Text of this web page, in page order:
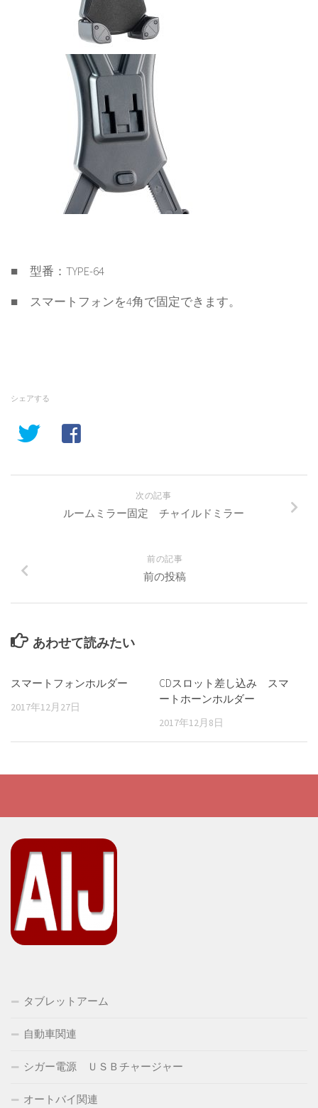
■ 型番：TYPE-64
■ スマートフォンを4角で固定できます。
シェアする
次の記事
ルームミラー固定 チャイルドミラー
前の記事
前の投稿
あわせて読みたい
スマートフォンホルダー
2017年12月27日
CDスロット差し込み スマ
ートホーンホルダー
2017年12月8日
タブレットアーム
自動車関連
シガー電源 ＵＳＢチャージャー
オートバイ関連